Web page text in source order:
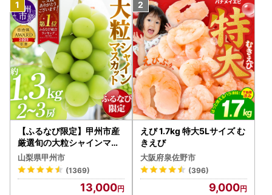
【ふるなび限定】甲州市産
厳選旬の大粒シャインマス
カット 約1.3kg 2～3房【2
026年発送】（MG）B12-
472 FN-Limited-VO シャ
インマスカット フルーツ
山梨県甲州市
(1369)
13,000
えび 1.7kg 特大5Lサイズ む
きえび
大阪府泉佐野市
(396)
9,000